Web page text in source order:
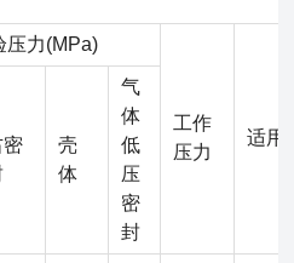
压力(MPa)
工作
压力
适用
密
壳
体
气
体
低
压
密
封